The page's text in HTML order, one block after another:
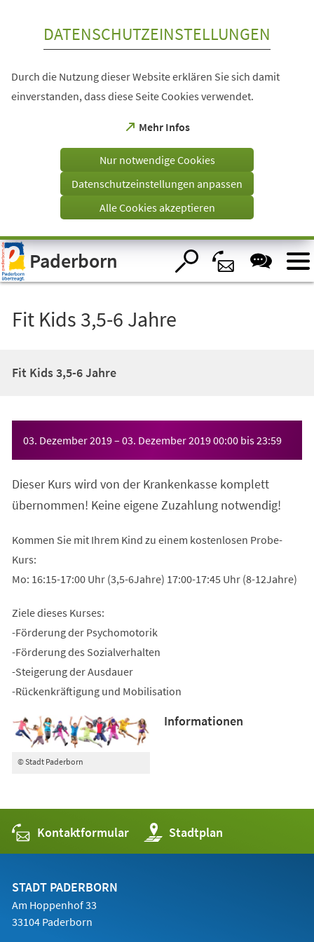
Visuelle
Assistenzsoftware
öffnen.
DATENSCHUTZEINSTELLUNGEN
Durch die Nutzung dieser Website erklären Sie sich damit
einverstanden, dass diese Seite Cookies verwendet.
Mehr Infos
(Öffnet
einem
Tab)
Nur notwendige Cookies
Datenschutzeinstellungen anpassen
Alle Cookies akzeptieren
Paderborn
Fit Kids 3,5-6 Jahre
Fit Kids 3,5-6 Jahre
03. Dezember 2019– 03. Dezember 201900:00 bis23:59
Dieser Kurs wird von der Krankenkasse komplett
übernommen! Keine eigene Zuzahlung notwendig!
Kommen Sie mit Ihrem Kind zu einem kostenlosen Probe-
Kurs:
Mo: 16:15-17:00 Uhr (3,5-6Jahre) 17:00-17:45 Uhr (8-12Jahre)
Ziele dieses Kurses:
-Förderung der Psychomotorik
-Förderung des Sozialverhalten
-Steigerung der Ausdauer
-Rückenkräftigung und Mobilisation
© Stadt Paderborn
Informationen
Kontaktformular Stadtplan
(Öffnet
in
einem
STADT PADERBORN
Am Hoppenhof 33
33104 Paderborn